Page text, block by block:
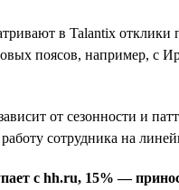
в Talantix
поясов, например, с
от сезонности и
сотрудника на
с hh.ru, 15% —